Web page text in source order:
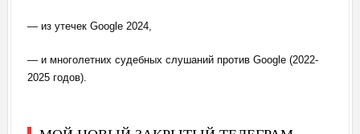
— из утечек Google 2024,
— и многолетних судебных слушаний против Google (2022-
2025 годов).